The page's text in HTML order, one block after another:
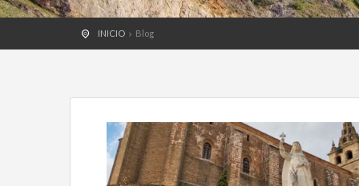
INICIO Blog